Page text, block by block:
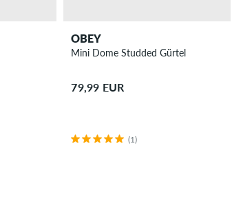
OBEY
Mini Dome Studded Gürtel
79,99 EUR
(1)